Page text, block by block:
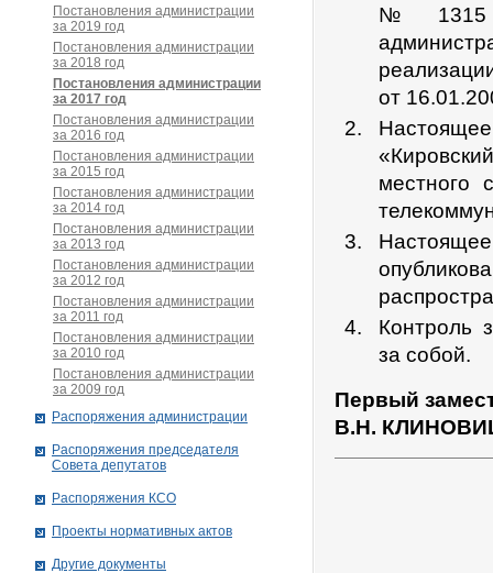
№ 1315
от
Настоящее
местного
Контроль
за собой.
Первый
В.Н.
Постановления администрации
за 2019 год
Постановления администрации
за 2018 год
Постановления администрации
за 2017 год
Постановления администрации
за 2016 год
Постановления администрации
за 2015 год
Постановления администрации
за 2014 год
Постановления администрации
за 2013 год
Постановления администрации
за 2012 год
Постановления администрации
за 2011 год
Постановления администрации
за 2010 год
Постановления администрации
за 2009 год
Распоряжения администрации
Распоряжения председателя
Совета депутатов
Распоряжения КСО
Проекты нормативных актов
Другие документы